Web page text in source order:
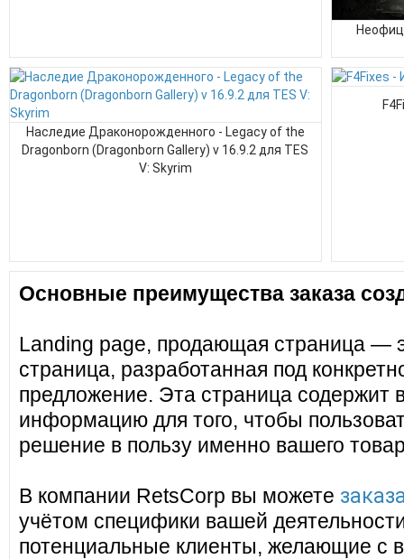
Наследие Драконорожденного - Legacy of the
Dragonborn (Dragonborn Gallery) v 16.9.2 для TES
V: Skyrim
Основные преимущества заказа
Landing page, продающая страница —
страница, разработанная под
предложение. Эта страница содержит
информацию для того, чтобы
решение в пользу именно вашего
В компании RetsCorp вы можете
учётом специфики вашей
потенциальные клиенты, желающие с